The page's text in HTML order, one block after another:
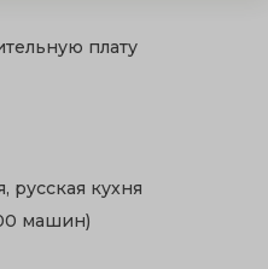
плату
русская кухня
машин)